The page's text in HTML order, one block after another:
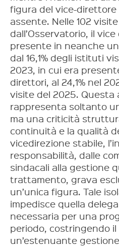
figura del vice-
assente. Nelle 102
dall’Osservatorio, il
presente in neanche
dal 16,1% degli istituti
2023, in cui era
direttori, al 24,1% nel
visite del 2025. Questa
rappresenta soltanto
ma una criticità
continuità e la qualità
vicedirezione stabile,
responsabilità, dalle
sindacali alla gestione
trattamento, grava
un’unica figura. Tale
impedisce quella
necessaria per una
periodo, costringendo
un’estenuante